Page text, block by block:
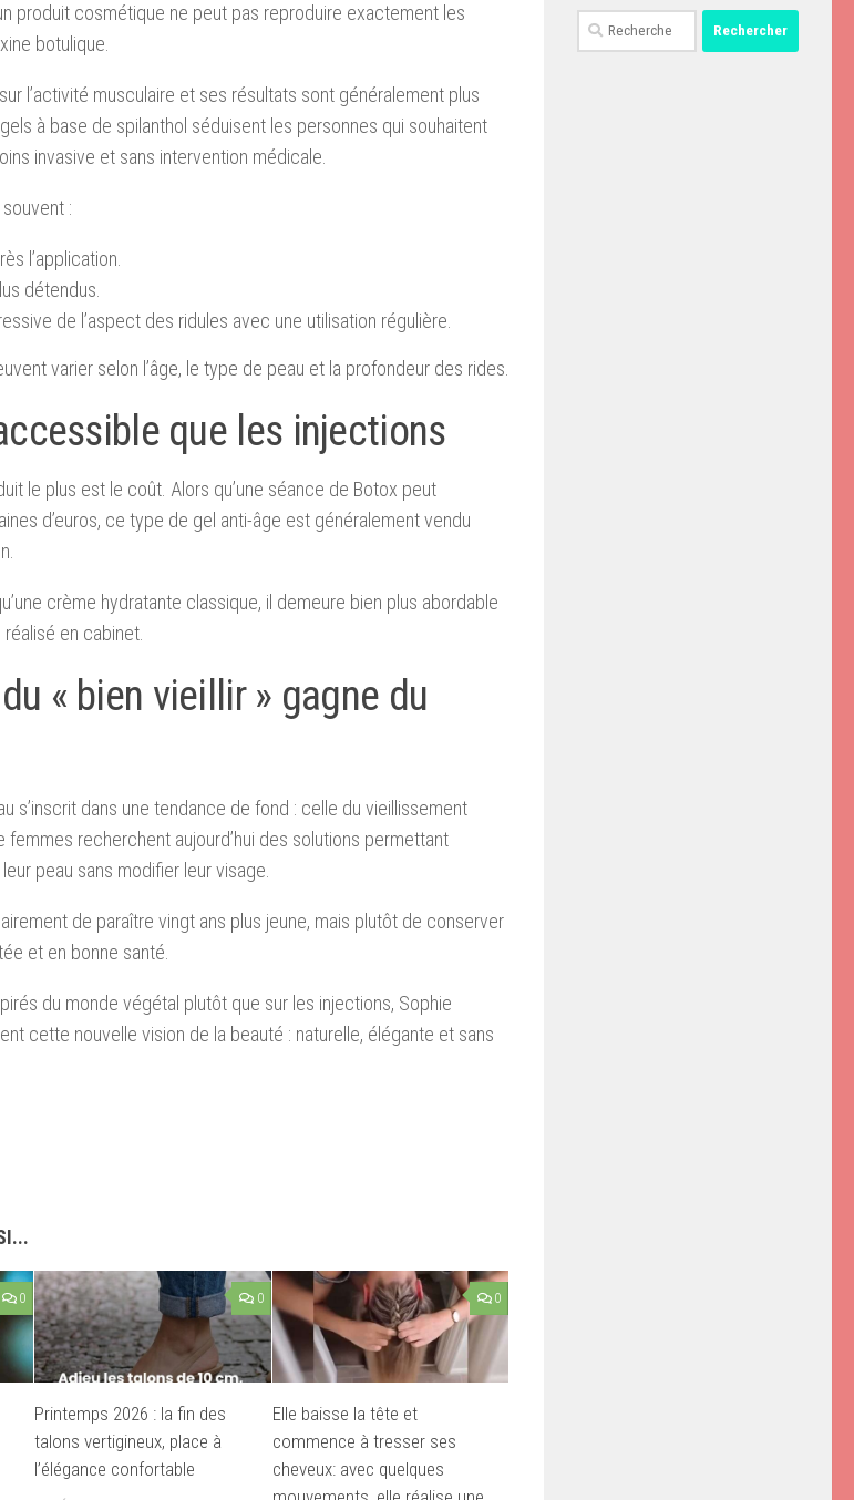
produit cosmétique ne peut pas reproduire exactement les
botulique.
l’activité musculaire et ses résultats sont généralement plus
à base de spilanthol séduisent les personnes qui souhaitent
invasive et sans intervention médicale.
:
l’application.
détendus.
de l’aspect des ridules avec une utilisation régulière.
varier selon l’âge, le type de peau et la profondeur des rides.
que les injections
le plus est le coût. Alors qu’une séance de Botox peut
d’euros, ce type de gel anti-âge est généralement vendu
crème hydratante classique, il demeure bien plus abordable
en cabinet.
« bien vieillir » gagne du
s’inscrit dans une tendance de fond : celle du vieillissement
femmes recherchent aujourd’hui des solutions permettant
peau sans modifier leur visage.
de paraître vingt ans plus jeune, mais plutôt de conserver
et en bonne santé.
du monde végétal plutôt que sur les injections, Sophie
cette nouvelle vision de la beauté : naturelle, élégante et sans
0 0
Printemps 2026 : la fin des
talons vertigineux, place à
l’élégance confortable
0
Elle baisse la tête et
commence à tresser ses
cheveux: avec quelques
Rechercher :